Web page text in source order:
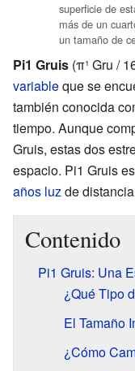
superficie de
más de un
un tamaño de
Pi1 Gruis (π¹ Gru /
variableque se
también conocida
tiempo. Aunque
Gruis, estas dos
espacio. Pi1 Gruis
años luzde
Contenido
Pi1 Gruis: Una
¿Qué Tipo
El Tamaño
¿Cómo